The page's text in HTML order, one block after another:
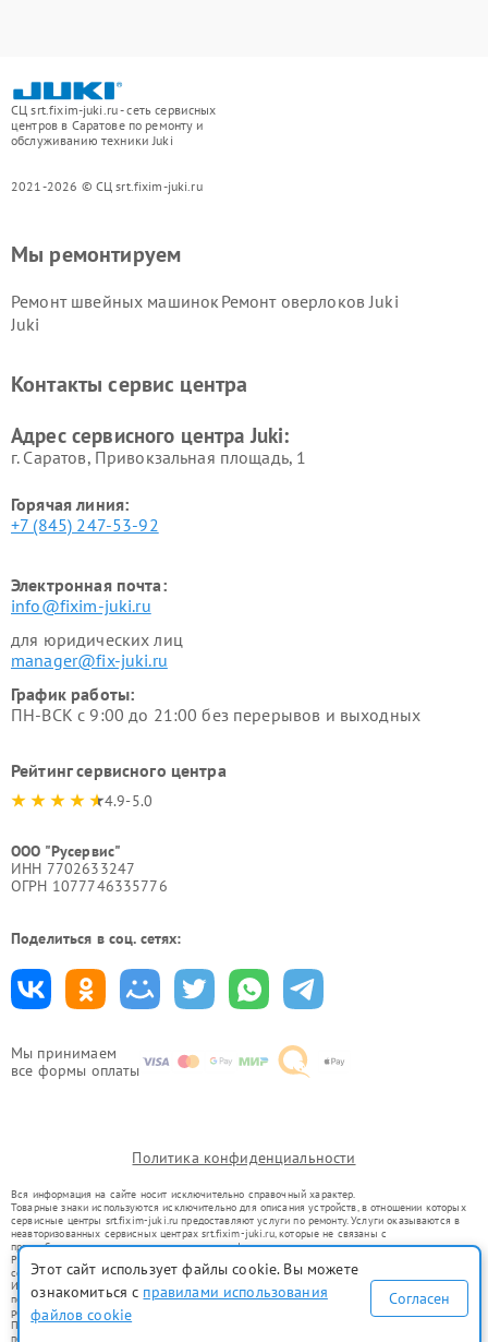
СЦ srt.fixim-juki.ru - сеть сервисных
центров в Саратове по ремонту и
обслуживанию техники Juki
2021-2026 © СЦ srt.fixim-juki.ru
Мы принимаем
все формы оплаты
Мы ремонтируем
Ремонт швейных машинок
Juki
Ремонт оверлоков Juki
Контакты сервис центра
Адрес сервисного центра Juki:
г. Саратов, Привокзальная площадь, 1
Горячая линия:
+7 (845) 247-53-92
Электронная почта:
info@fixim-juki.ru
для юридических лиц
manager@fix-juki.ru
График работы:
ПН-ВСК с 9:00 до 21:00 без перерывов и выходных
Рейтинг сервисного центра
4.9-5.0
ООО "Русервис"
ИНН 7702633247
ОГРН 1077746335776
Поделиться в соц. сетях:
Политика конфиденциальности
Вся информация на сайте носит исключительно справочный характер.
Товарные знаки используются исключительно для описания устройств, в отношении которых
сервисные центры srt.fixim-juki.ru предоставляют услуги по ремонту. Услуги оказываются в
неавторизованных сервисных центрах srt.fixim-juki.ru, которые не связаны с
правообладателями товарных знаков или их официальными представителями.
Ремонт осуществляется для устройств, уже введенных в гражданский оборот в соответствии
со статьей 1487 ГК РФ.
Использование товарных знаков не преследует цели индивидуализации услуг или введения
потребителей в заблуждение, а служит для информирования о предоставляемых услугах по
ремонту техники указанных брендов.
Представленная на сайте информация не является публичной офертой, определяемой
положениями Статьи 437(2) Гражданского кодекса РФ
Этот сайт использует файлы cookie. Вы можете
ознакомиться с правилами использования
файлов cookie
Согласен